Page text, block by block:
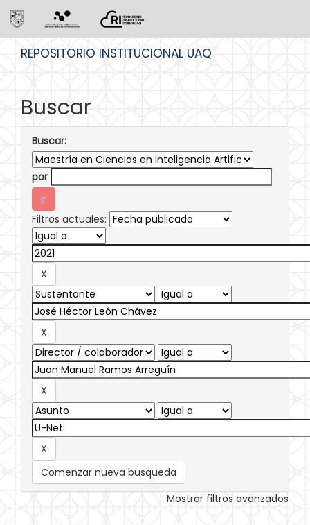
REPOSITORIO INSTITUCIONAL UAQ
Buscar
Buscar:
por
Filtros actuales:
Comenzar nueva busqueda
Mostrar filtros avanzados